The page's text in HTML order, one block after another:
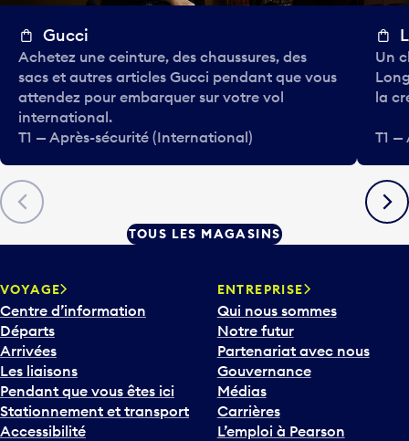
Précédent
Gucci
Achetez une ceinture, des chaussures, des
sacs et autres articles Gucci pendant que vous
attendez pour embarquer sur votre vol
international.
T1 — Après-sécurité (International)
Un
la
T1
TOUS LES MAGASINS
VOYAGE
Centre d’information
Départs
Arrivées
Les liaisons
Pendant que vous êtes ici
Stationnement et transport
Accessibilité
ENTREPRISE
Qui nous sommes
Notre futur
Partenariat avec nous
Gouvernance
Médias
Carrières
L’emploi à Pearson